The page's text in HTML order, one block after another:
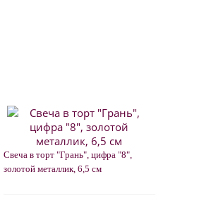
Свеча в торт "Грань", цифра "8",
золотой металлик, 6,5 см